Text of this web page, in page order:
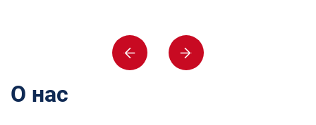
О нас